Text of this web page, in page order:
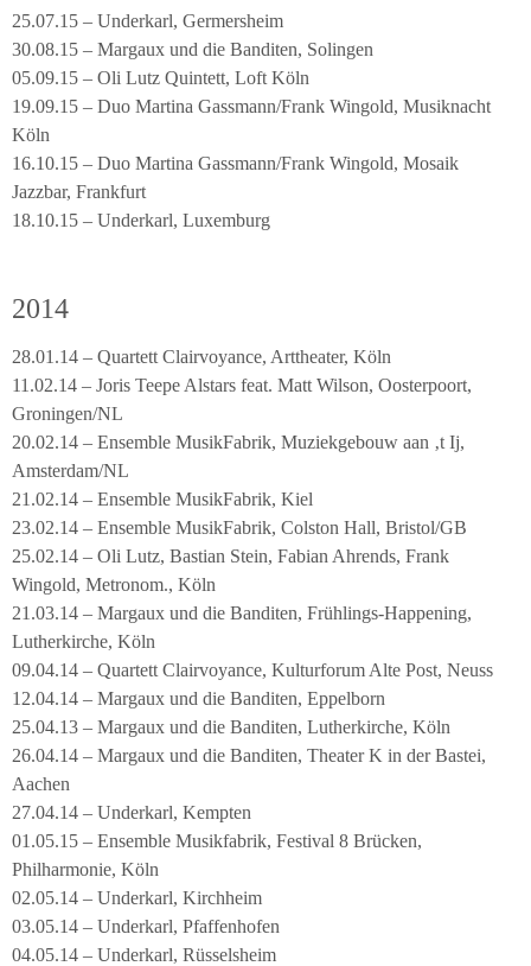
25.07.15 – Underkarl, Germersheim
30.08.15 – Margaux und die Banditen, Solingen
05.09.15 – Oli Lutz Quintett, Loft Köln
19.09.15 – Duo Martina Gassmann/Frank Wingold, Musiknacht
Köln
16.10.15 – Duo Martina Gassmann/Frank Wingold, Mosaik
Jazzbar, Frankfurt
18.10.15 – Underkarl, Luxemburg
2014
28.01.14 – Quartett Clairvoyance, Arttheater, Köln
11.02.14 – Joris Teepe Alstars feat. Matt Wilson, Oosterpoort,
Groningen/NL
20.02.14 – Ensemble MusikFabrik, Muziekgebouw aan ‚t Ij,
Amsterdam/NL
21.02.14 – Ensemble MusikFabrik, Kiel
23.02.14 – Ensemble MusikFabrik, Colston Hall, Bristol/GB
25.02.14 – Oli Lutz, Bastian Stein, Fabian Ahrends, Frank
Wingold, Metronom., Köln
21.03.14 – Margaux und die Banditen, Frühlings-Happening,
Lutherkirche, Köln
09.04.14 – Quartett Clairvoyance, Kulturforum Alte Post, Neuss
12.04.14 – Margaux und die Banditen, Eppelborn
25.04.13 – Margaux und die Banditen, Lutherkirche, Köln
26.04.14 – Margaux und die Banditen, Theater K in der Bastei,
Aachen
27.04.14 – Underkarl, Kempten
01.05.15 – Ensemble Musikfabrik, Festival 8 Brücken,
Philharmonie, Köln
02.05.14 – Underkarl, Kirchheim
03.05.14 – Underkarl, Pfaffenhofen
04.05.14 – Underkarl, Rüsselsheim